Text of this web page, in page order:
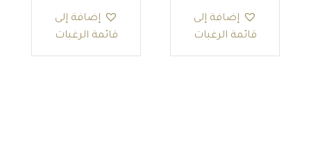
إضافة إلى
قائمة الرغبات
إضافة إلى
قائمة الرغبات